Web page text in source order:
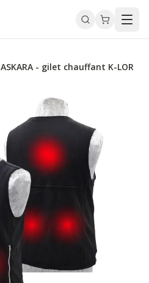
ASKARA - gilet chauffant K-LOR